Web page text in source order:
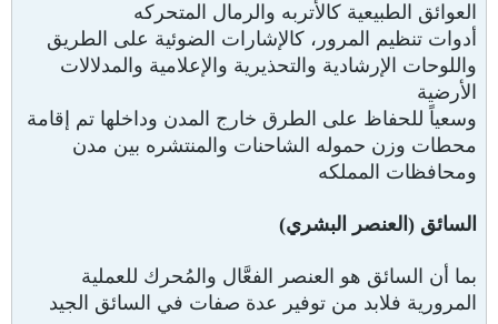
العوائق الطبيعية كالأتربه والرمال المتحركه
أدوات تنظيم المرور، كالإشارات الضوئية على الطريق
واللوحات الإرشادية والتحذيرية والإعلامية والمدلالات
الأرضية
وسعياً للحفاظ على الطرق خارج المدن وداخلها تم إقامة
محطات وزن حموله الشاحنات والمنتشره بين مدن
ومحافظات المملكه
السائق (العنصر البشري)
بما أن السائق هو العنصر الفعَّال والمُحرك للعملية
المرورية فلابد من توفير عدة صفات في السائق الجيد